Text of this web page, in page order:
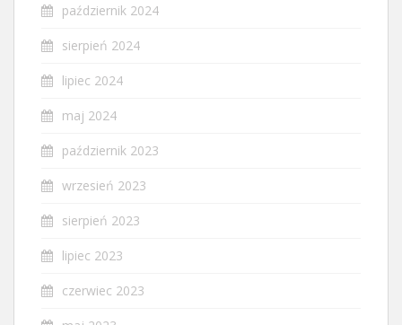
październik 2024
sierpień 2024
lipiec 2024
maj 2024
październik 2023
wrzesień 2023
sierpień 2023
lipiec 2023
czerwiec 2023